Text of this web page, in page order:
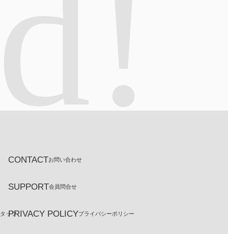
ッフ
CONTACTお問い合わせ
SUPPORT会員問合せ
PRIVACY POLICYプライバシーポリシー